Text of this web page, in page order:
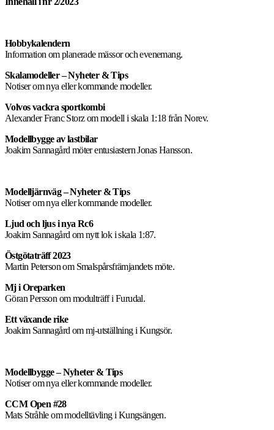
Hobbykalendern
Information om planerade mässor och evenemang.
Skalamodeller – Nyheter & Tips
Notiser om nya eller kommande modeller.
Volvos vackra sportkombi
Alexander Franc Storz om modell i skala 1:18 från Norev.
Modellbygge av lastbilar
Joakim Sannagård möter entusiastern Jonas Hansson.
Modelljärnväg – Nyheter & Tips
Notiser om nya eller kommande modeller.
Ljud och ljus i nya Rc6
Joakim Sannagård om nytt lok i skala 1:87.
Östgötaträff 2023
Martin Peterson om Smalspårsfrämjandets möte.
Mj i Oreparken
Göran Persson om modulträff i Furudal.
Ett växande rike
Joakim Sannagård om mj-utställning i Kungsör.
Modellbygge – Nyheter & Tips
Notiser om nya eller kommande modeller.
CCM Open #28
Mats Stråhle om modelltävling i Kungsängen.